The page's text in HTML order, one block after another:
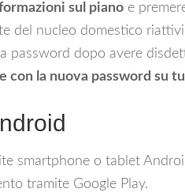
sul piano e
del nucleo domestico
password dopo avere
con la nuova password su
smartphone o tablet
tramite Google Play.